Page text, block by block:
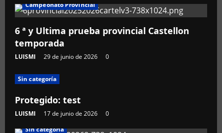
Campeonato Provincial
6 ª y Ultima prueba provincial Castellon
temporada
LUISMI 29 de junio de 2026 0
Sin categoría
Protegido: test
LUISMI 17 de junio de 2026
0
Sin categoría